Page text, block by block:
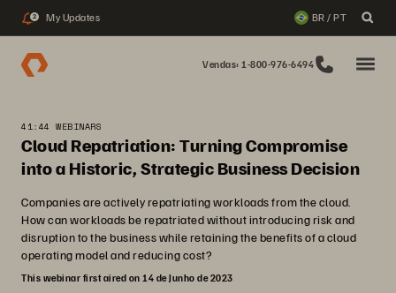
2 My Updates BR / PT
Vendas: 1-800-976-6494
41:44 WEBINARS
Cloud Repatriation: Turning Compromise
into a Historic, Strategic Business Decision
Companies are actively repatriating workloads from the cloud.
How can workloads be repatriated without introducing risk and
disruption to the business while retaining the benefits of a cloud
operating model and reducing cost?
This webinar first aired on 14 de Junho de 2023